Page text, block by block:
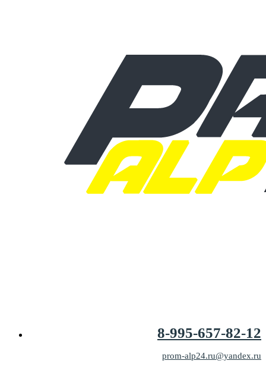
8-995-657-82-12
prom-alp24.ru@yandex.ru